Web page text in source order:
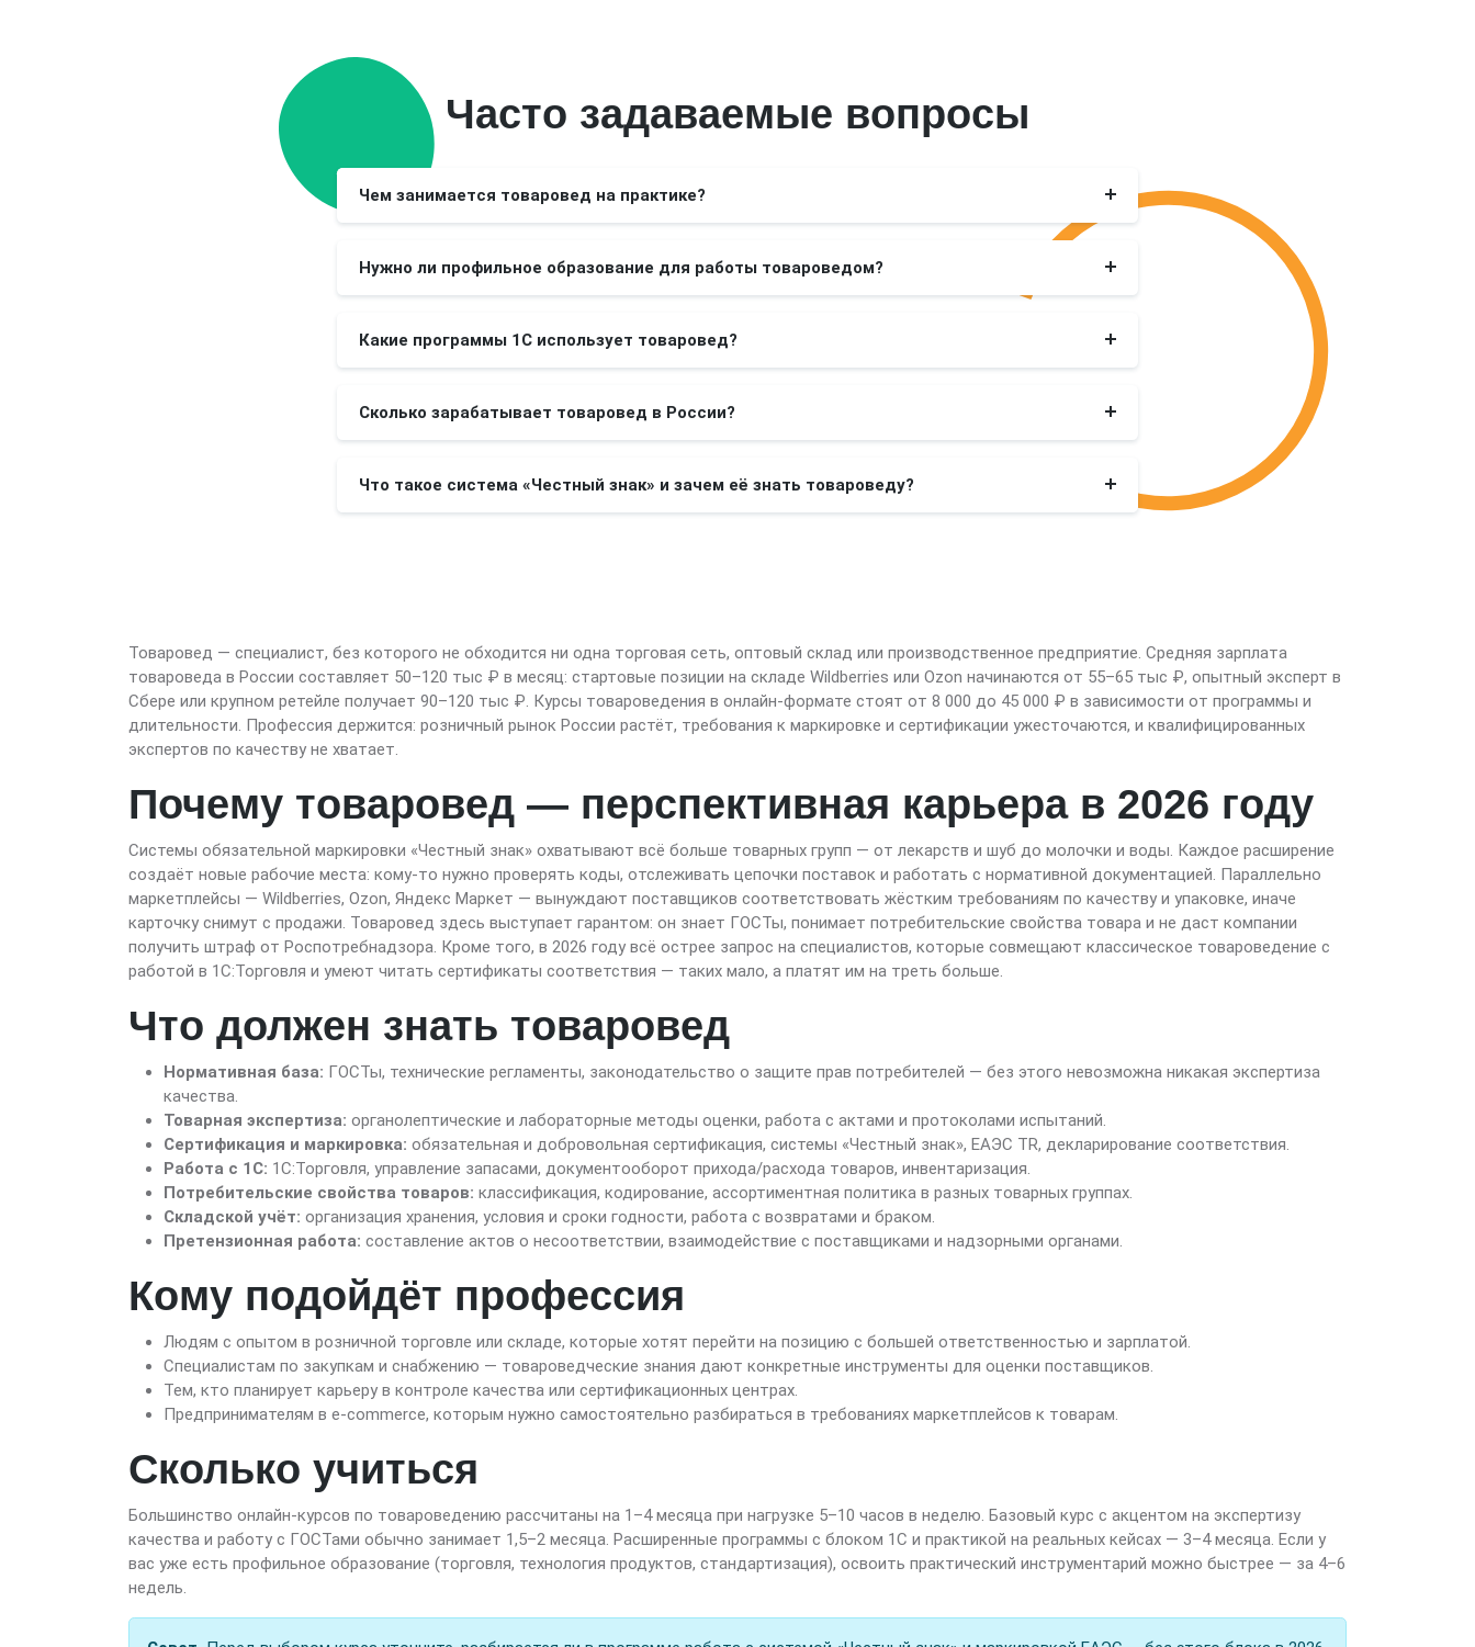
Часто задаваемые вопросы
Чем занимается товаровед на практике?
Нужно ли профильное образование для работы товароведом?
Какие программы 1С использует товаровед?
Сколько зарабатывает товаровед в России?
Что такое система «Честный знак» и зачем её знать товароведу?
Товаровед — специалист, без которого не обходится ни одна торговая сеть, оптовый склад или производственное предприятие. Средняя зарплата
товароведа в России составляет 50–120 тыс ₽ в месяц: стартовые позиции на складе Wildberries или Ozon начинаются от 55–65 тыс ₽, опытный эксперт в
Сбере или крупном ретейле получает 90–120 тыс ₽. Курсы товароведения в онлайн-формате стоят от 8 000 до 45 000 ₽ в зависимости от программы и
длительности. Профессия держится: розничный рынок России растёт, требования к маркировке и сертификации ужесточаются, и квалифицированных
экспертов по качеству не хватает.
Почему товаровед — перспективная карьера в 2026 году
Системы обязательной маркировки «Честный знак» охватывают всё больше товарных групп — от лекарств и шуб до молочки и воды. Каждое расширение
создаёт новые рабочие места: кому-то нужно проверять коды, отслеживать цепочки поставок и работать с нормативной документацией. Параллельно
маркетплейсы — Wildberries, Ozon, Яндекс Маркет — вынуждают поставщиков соответствовать жёстким требованиям по качеству и упаковке, иначе
карточку снимут с продажи. Товаровед здесь выступает гарантом: он знает ГОСТы, понимает потребительские свойства товара и не даст компании
получить штраф от Роспотребнадзора. Кроме того, в 2026 году всё острее запрос на специалистов, которые совмещают классическое товароведение с
работой в 1С:Торговля и умеют читать сертификаты соответствия — таких мало, а платят им на треть больше.
Что должен знать товаровед
Нормативная база: ГОСТы, технические регламенты, законодательство о защите прав потребителей — без этого невозможна никакая экспертиза
качества.
Товарная экспертиза: органолептические и лабораторные методы оценки, работа с актами и протоколами испытаний.
Сертификация и маркировка: обязательная и добровольная сертификация, системы «Честный знак», ЕАЭС TR, декларирование соответствия.
Работа с 1С: 1С:Торговля, управление запасами, документооборот прихода/расхода товаров, инвентаризация.
Потребительские свойства товаров: классификация, кодирование, ассортиментная политика в разных товарных группах.
Складской учёт: организация хранения, условия и сроки годности, работа с возвратами и браком.
Претензионная работа: составление актов о несоответствии, взаимодействие с поставщиками и надзорными органами.
Кому подойдёт профессия
Людям с опытом в розничной торговле или складе, которые хотят перейти на позицию с большей ответственностью и зарплатой.
Специалистам по закупкам и снабжению — товароведческие знания дают конкретные инструменты для оценки поставщиков.
Тем, кто планирует карьеру в контроле качества или сертификационных центрах.
Предпринимателям в e-commerce, которым нужно самостоятельно разбираться в требованиях маркетплейсов к товарам.
Сколько учиться
Большинство онлайн-курсов по товароведению рассчитаны на 1–4 месяца при нагрузке 5–10 часов в неделю. Базовый курс с акцентом на экспертизу
качества и работу с ГОСТами обычно занимает 1,5–2 месяца. Расширенные программы с блоком 1С и практикой на реальных кейсах — 3–4 месяца. Если у
вас уже есть профильное образование (торговля, технология продуктов, стандартизация), освоить практический инструментарий можно быстрее — за 4–6
недель.